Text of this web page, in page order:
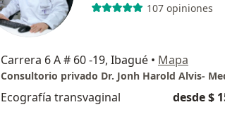
107 opiniones
Carrera 6 A # 60 -19, Ibagué • Mapa
Consultorio privado Dr. Jonh Harold Alvis-
Ecografía transvaginal desde $